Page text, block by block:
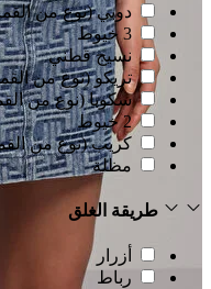
دوبي (نوع من
3 خيوط
نسيج قطني
تريكو (نوع من
سكوبا (نوع من
2 خيوط
كريب (نوع من
مظلة
طريقة الغلق
أزرار
رباط